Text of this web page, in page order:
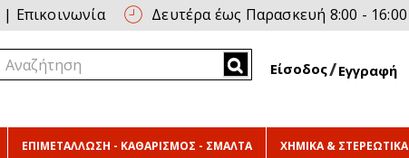
| Επικοινωνία Δευτέρα έως Παρασκευή 8:00 - 16:00
Είσοδος Εγγραφή
ΕΠΙΜΕΤΑΛΛΩΣΗ - ΚΑΘΑΡΙΣΜΟΣ - ΣΜΑΛΤΑ ΧΗΜΙΚΑ & ΣΤΕΡΕΩΤΙΚΑ